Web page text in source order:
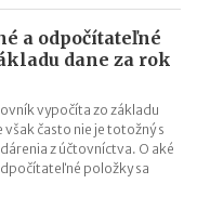
a odpočítateľné
dane za rok
vypočíta zo základu
však často nie je totožný s
z účtovníctva. O aké
položky sa